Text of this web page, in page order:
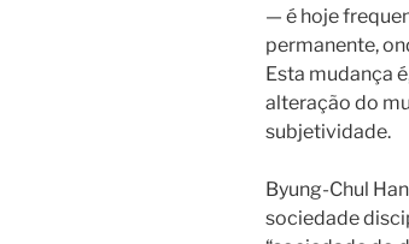
— é hoje
permanente,
Esta mudança
alteração do
subjetividade.
Byung-Chul
sociedade